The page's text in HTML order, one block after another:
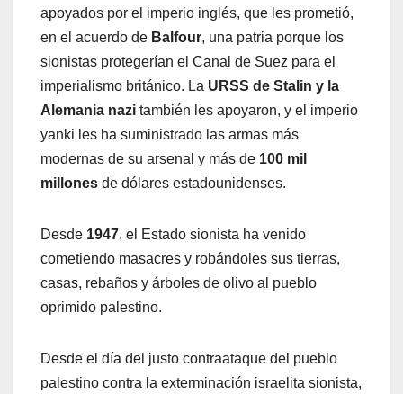
apoyados por el imperio inglés, que les prometió,
en el acuerdo de Balfour, una patria porque los
sionistas protegerían el Canal de Suez para el
imperialismo británico. La URSS de Stalin y la
Alemania nazi también les apoyaron, y el imperio
yanki les ha suministrado las armas más
modernas de su arsenal y más de 100 mil
millones de dólares estadounidenses.
Desde 1947, el Estado sionista ha venido
cometiendo masacres y robándoles sus tierras,
casas, rebaños y árboles de olivo al pueblo
oprimido palestino.
Desde el día del justo contraataque del pueblo
palestino contra la exterminación israelita sionista,